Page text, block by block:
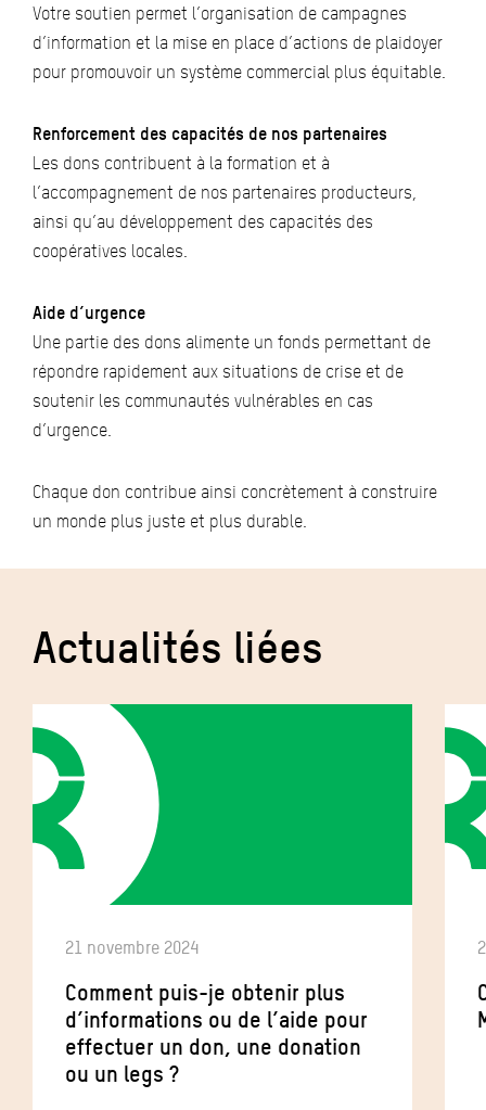
Votre soutien permet l’organisation de campagnes
d’information et la mise en place d’actions de plaidoyer
pour promouvoir un système commercial plus équitable.
Renforcement des capacités de nos partenaires
Les dons contribuent à la formation et à
l’accompagnement de nos partenaires producteurs,
ainsi qu’au développement des capacités des
coopératives locales.
Aide d’urgence
Une partie des dons alimente un fonds permettant de
répondre rapidement aux situations de crise et de
soutenir les communautés vulnérables en cas
d’urgence.
Chaque don contribue ainsi concrètement à construire
un monde plus juste et plus durable.
Actualités liées
21 novembre 2024
Comment puis-je obtenir plus
d’informations ou de l’aide pour
effectuer un don, une donation
ou un legs ?